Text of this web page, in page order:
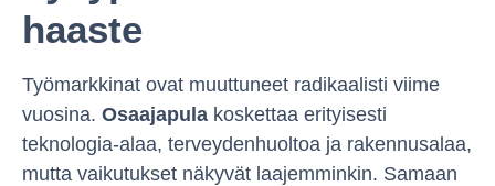
haaste
Työmarkkinat ovat muuttuneet radikaalisti viime
vuosina. Osaajapula koskettaa erityisesti
teknologia-alaa, terveydenhuoltoa ja rakennusalaa,
mutta vaikutukset näkyvät laajemminkin. Samaan